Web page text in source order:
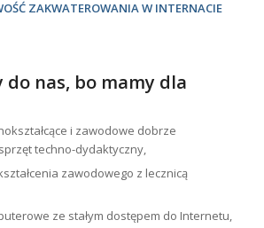
ZAKWATEROWANIA W INTERNACIE
do nas, bo mamy dla
i zawodowe dobrze
techno-dydaktyczny,
zawodowego z lecznicą
ze stałym dostępem do Internetu,